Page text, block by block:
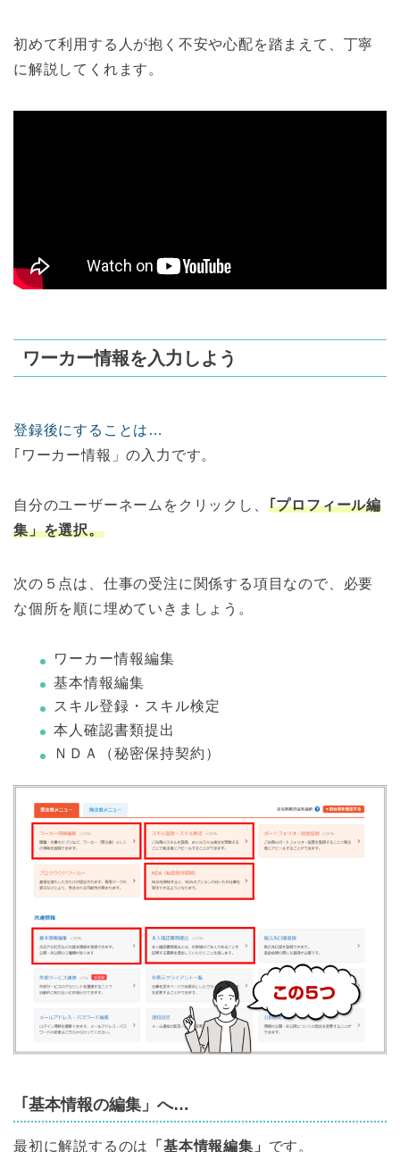
初めて利用する人が抱く不安や心配を踏まえて、丁寧
に解説してくれます。
ワーカー情報を入力しよう
登録後にすることは…
｢ワーカー情報」の入力です。
自分のユーザーネームをクリックし、 ｢プロフィール編
集」を選択。
次の５点は、仕事の受注に関係する項目なので、必要
な個所を順に埋めていきましょう。
ワーカー情報編集
基本情報編集
スキル登録・スキル検定
本人確認書類提出
ＮＤＡ（秘密保持契約）
｢基本情報の編集」へ…
最初に解説するのは 「基本情報編集」 です。